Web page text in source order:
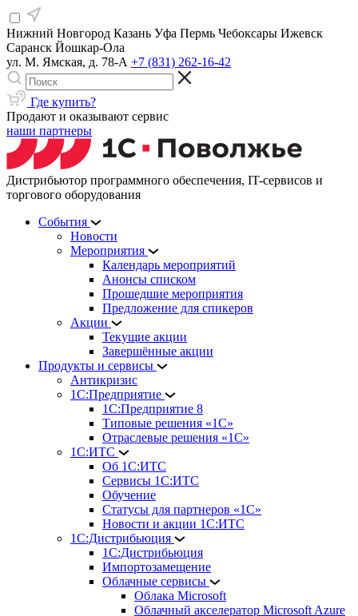
Нижний Новгород Казань Уфа Пермь Чебоксары Ижевск
Саранск Йошкар-Ола
ул. М. Ямская, д. 78-А +7 (831) 262-16-42
Где купить?
Продают и оказывают сервис
наши партнеры
Дистрибьютор программного обеспечения, IT-сервисов и
торгового оборудования
События
Новости
Мероприятия
Календарь мероприятий
Анонсы списком
Прошедшие мероприятия
Предложение для спикеров
Акции
Текущие акции
Завершённые акции
Продукты и сервисы
Антикризис
1С:Предприятие
1С:Предприятие 8
Типовые решения «1С»
Отраслевые решения «1С»
1С:ИТС
Об 1С:ИТС
Сервисы 1С:ИТС
Обучение
Статусы для партнеров «1С»
Новости и акции 1С:ИТС
1С:Дистрибьюция
1С:Дистрибьюция
Импортозамещение
Облачные сервисы
Облака Microsoft
Облачный акселератор Microsoft Azure